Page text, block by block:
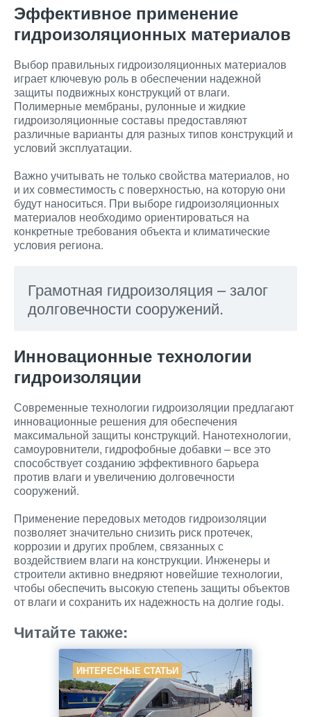
Эффективное применение
гидроизоляционных материалов
Выбор правильных гидроизоляционных материалов
играет ключевую роль в обеспечении надежной
защиты подвижных конструкций от влаги.
Полимерные мембраны, рулонные и жидкие
гидроизоляционные составы предоставляют
различные варианты для разных типов конструкций и
условий эксплуатации.
Важно учитывать не только свойства материалов, но
и их совместимость с поверхностью, на которую они
будут наноситься. При выборе гидроизоляционных
материалов необходимо ориентироваться на
конкретные требования объекта и климатические
условия региона.
Грамотная гидроизоляция – залог
долговечности сооружений.
Инновационные технологии
гидроизоляции
Современные технологии гидроизоляции предлагают
инновационные решения для обеспечения
максимальной защиты конструкций. Нанотехнологии,
самоуровнители, гидрофобные добавки – все это
способствует созданию эффективного барьера
против влаги и увеличению долговечности
сооружений.
Применение передовых методов гидроизоляции
позволяет значительно снизить риск протечек,
коррозии и других проблем, связанных с
воздействием влаги на конструкции. Инженеры и
строители активно внедряют новейшие технологии,
чтобы обеспечить высокую степень защиты объектов
от влаги и сохранить их надежность на долгие годы.
Читайте также:
ИНТЕРЕСНЫЕ СТАТЬИ